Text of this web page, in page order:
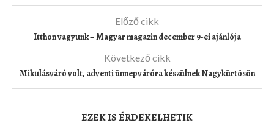
Előző cikk
Itthon vagyunk – Magyar magazin december 9-ei ajánlója
Következő cikk
Mikulásváró volt, adventi ünnepváróra készülnek Nagykürtösön
EZEK IS ÉRDEKELHETIK